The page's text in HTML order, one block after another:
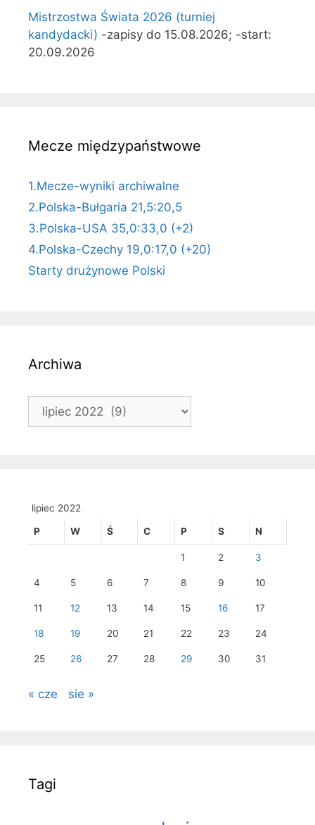
Mistrzostwa Świata 2026 (turniej
kandydacki) -zapisy do 15.08.2026; -start:
20.09.2026
Mecze międzypaństwowe
1.Mecze-wyniki archiwalne
2.Polska-Bułgaria 21,5:20,5
3.Polska-USA 35,0:33,0 (+2)
4.Polska-Czechy 19,0:17,0 (+20)
Starty drużynowe Polski
Archiwa
Archiwa
lipiec 2022
P W Ś C P S N
1 2 3
4 5 6 7 8 9 10
11 12 13 14 15 16 17
18 19 20 21 22 23 24
25 26 27 28 29 30 31
« cze sie »
Tagi